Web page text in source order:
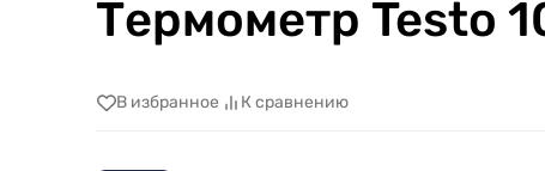
Термометр Testo
В избранное К сравнению